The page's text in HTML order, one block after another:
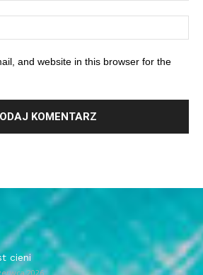
and website in this browser for the
cieni
2026